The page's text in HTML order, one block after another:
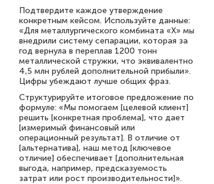
Подтвердите каждое утверждение
конкретным кейсом. Используйте данные:
«Для металлургического комбината «Х» мы
внедрили систему сепарации, которая за
год вернула в переплав 1200 тонн
металлической стружки, что эквивалентно
4,5 млн рублей дополнительной прибыли».
Цифры убеждают лучше общих фраз.
Структурируйте итоговое предложение по
формуле: «Мы помогаем [целевой клиент]
решить [конкретная проблема], что дает
[измеримый финансовый или
операционный результат]. В отличие от
[альтернатива], наш метод [ключевое
отличие] обеспечивает [дополнительная
выгода, например, предсказуемость
затрат или рост производительности]».